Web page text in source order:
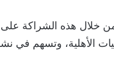
خلال هذه الشراكة على
الأهلية، وتسهم في